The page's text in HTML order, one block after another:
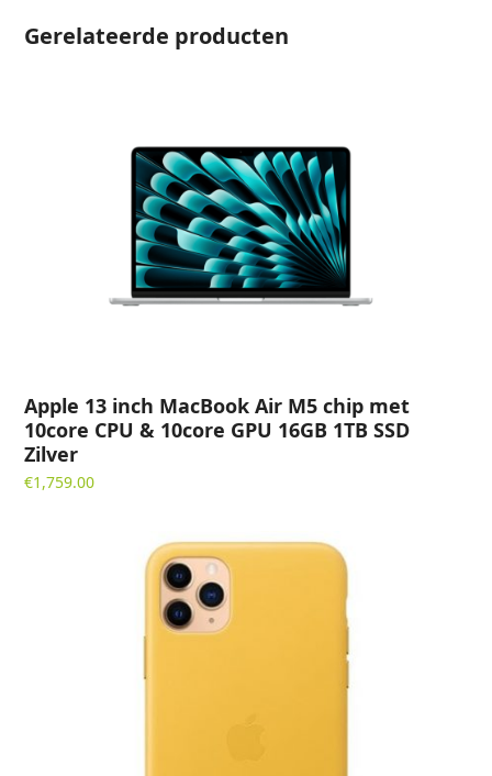
-Gerelateerde producten
Apple 13 inch MacBook Air M5 chip met
10core CPU & 10core GPU 16GB 1TB SSD
Zilver
€1,759.00